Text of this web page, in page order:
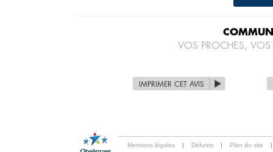
VOS PROCHES,
IMPRIMER CET AVIS
Mentions légales | Défunts | Plan du site |